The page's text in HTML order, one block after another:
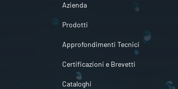
Azienda
Prodotti
Approfondimenti Tecnici
Certificazioni e Brevetti
Cataloghi